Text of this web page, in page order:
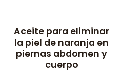
Aceite para eliminar
la piel de naranja en
piernas abdomen y
cuerpo